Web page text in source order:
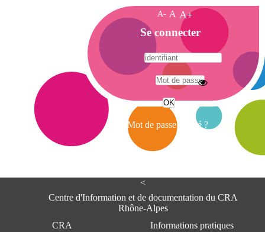
<
Centre d'Information et de documentation du CRA
Rhône-Alpes
CRA
Informations pratiques
A- A A+
A
c
c
e
i
Se connecter
Mot de passe oublié ?
A
e
e